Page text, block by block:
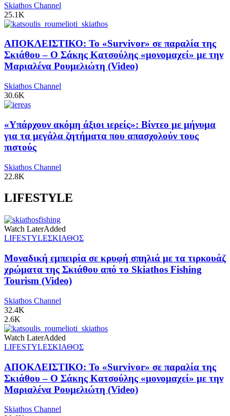
Skiathos Channel
25.1K
ΑΠΟΚΛΕΙΣΤΙΚΟ: Το «Survivor» σε παραλία της
Σκιάθου – Ο Σάκης Κατσούλης «μονομαχεί» με την
Μαριαλένα Ρουμελιώτη (Video)
Skiathos Channel
30.6K
«Υπάρχουν ακόμη άξιοι ιερείς»: Βίντεο με μήνυμα
για τα μεγάλα ζητήματα που απασχολούν τους
πιστούς
Skiathos Channel
22.8K
LIFESTYLE
Watch LaterAdded
LIFESTYLEΣΚΙΑΘΟΣ
Μοναδική εμπειρία σε κρυφή σπηλιά με τα τιρκουάζ
χρώματα της Σκιάθου από το Skiathos Fishing
Tourism (Video)
Skiathos Channel
32.4K
2.6K
Watch LaterAdded
LIFESTYLEΣΚΙΑΘΟΣ
ΑΠΟΚΛΕΙΣΤΙΚΟ: Το «Survivor» σε παραλία της
Σκιάθου – Ο Σάκης Κατσούλης «μονομαχεί» με την
Μαριαλένα Ρουμελιώτη (Video)
Skiathos Channel